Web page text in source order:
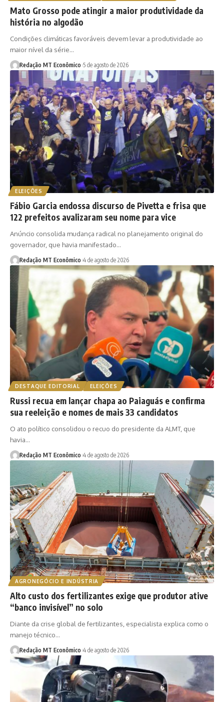
Mato Grosso pode atingir a maior produtividade da
história no algodão
Condições climáticas favoráveis devem levar a produtividade ao
maior nível da série…
Redação MT Econômico 5 de agosto de 2026
ELEIÇÕES
Fábio Garcia endossa discurso de Pivetta e frisa que
122 prefeitos avalizaram seu nome para vice
Anúncio consolida mudança radical no planejamento original do
governador, que havia manifestado…
Redação MT Econômico 4 de agosto de 2026
DESTAQUE EDITORIAL ELEIÇÕES
Russi recua em lançar chapa ao Paiaguás e confirma
sua reeleição e nomes de mais 33 candidatos
O ato político consolidou o recuo do presidente da ALMT, que
havia…
Redação MT Econômico 4 de agosto de 2026
AGRONEGÓCIO E INDÚSTRIA
Alto custo dos fertilizantes exige que produtor ative
“banco invisível” no solo
Diante da crise global de fertilizantes, especialista explica como o
manejo técnico…
Redação MT Econômico 4 de agosto de 2026